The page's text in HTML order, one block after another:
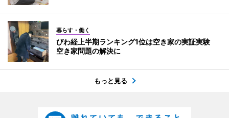
暮らす・働く
びわ経上半期ランキング1位は空き家の実証実験
空き家問題の解決に
もっと見る